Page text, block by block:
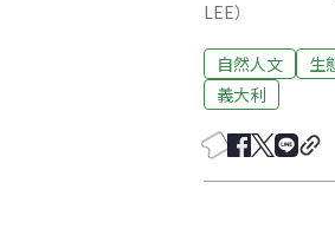
LEE）​
自然人文
生
義大利